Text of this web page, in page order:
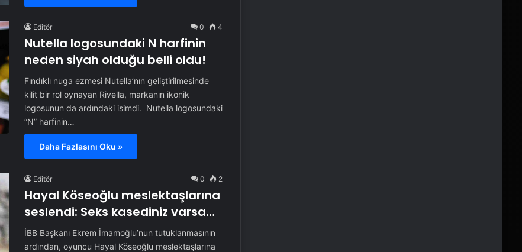
Editör 0 4
Nutella logosundaki N harfinin
neden siyah olduğu belli oldu!
Fındıklı nuga ezmesi Nutella’nın geliştirilmesinde
kilit bir rol oynayan Rivella, markanın ikonik
logosunun da ardındaki isimdi. Nutella logosundaki
“N” harfinin…
Daha Fazlasını Oku »
Editör 0 2
Hayal Köseoğlu meslektaşlarına
seslendi: Seks kasediniz varsa…
İBB Başkanı Ekrem İmamoğlu’nun tutuklanmasının
ardından, oyuncu Hayal Köseoğlu meslektaşlarına